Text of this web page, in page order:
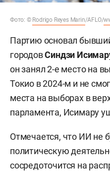
Фото: © Rodrigo Reyes Marin/AFLO/
Партию основал
городовСиндзи
он занял 2-е место на
Токио в 2024-м и не
места на выборах в
парламента, Исимару
Отмечается, что ИИ не
политическую
сосредоточится на